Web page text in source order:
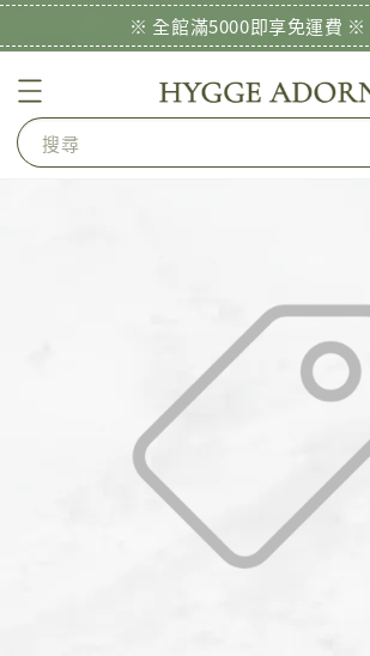
※ 全館滿5000即享免運費 ※
搜尋